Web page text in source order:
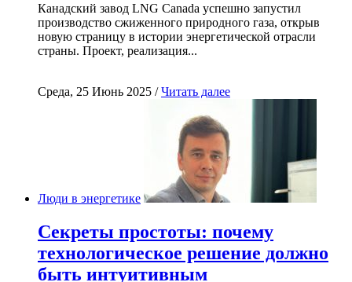
Канадский завод LNG Canada успешно запустил
производство сжиженного природного газа, открыв
новую страницу в истории энергетической отрасли
страны. Проект, реализация...
Среда, 25 Июнь 2025 /Читать далее
Люди в энергетике
Секреты простоты: почему
технологическое решение должно
быть интуитивным